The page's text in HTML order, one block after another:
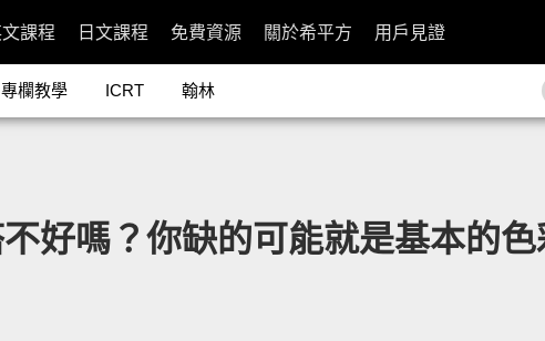
課程 日文課程 免費資源 關於希平方 用戶見證
專欄教學 ICRT 翰林
好嗎？你缺的可能就是基本的